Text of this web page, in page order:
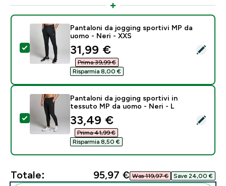
Seleziona questo prodotto - Pantaloni da jogging
Pantaloni da jogging sportivi MP da
uomo - Neri - XXS
discounted price
31,99 €‎
Prima 39,99 €‎
Risparmia 8,00 €‎
Seleziona questo prodotto - Pantaloni da jogging
Pantaloni da jogging sportivi in
tessuto MP da uomo - Neri - L
discounted price
33,49 €‎
Prima 41,99 €‎
Risparmia 8,50 €‎
Totale: 95,97 €‎ Was 119,97 €‎ Save 24,00 €‎